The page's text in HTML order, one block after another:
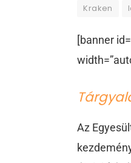
Kraken
[banner
Az